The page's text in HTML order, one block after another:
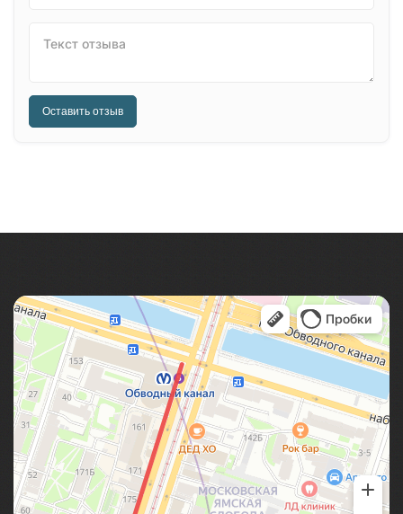
Текст отзыва
Оставить отзыв